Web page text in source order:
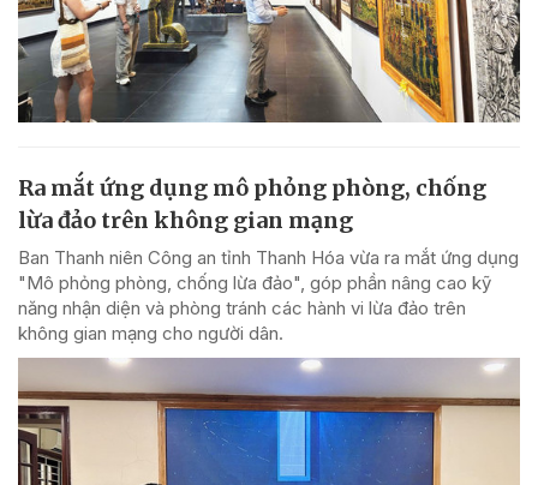
Ra mắt ứng dụng mô phỏng phòng, chống
lừa đảo trên không gian mạng
Ban Thanh niên Công an tỉnh Thanh Hóa vừa ra mắt ứng dụng
"Mô phỏng phòng, chống lừa đảo", góp phần nâng cao kỹ
năng nhận diện và phòng tránh các hành vi lừa đảo trên
không gian mạng cho người dân.